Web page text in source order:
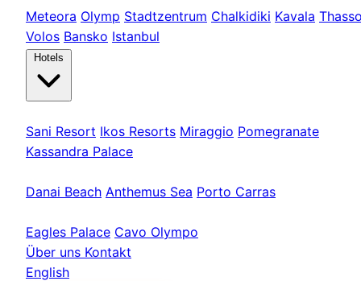
Meteora Olymp Stadtzentrum Chalkidiki Kavala
Volos Bansko Istanbul
Hotels
Sani Resort Ikos Resorts Miraggio Pomegranate
Kassandra Palace
Danai Beach Anthemus Sea Porto Carras
Eagles Palace Cavo Olympo
Über uns Kontakt
English